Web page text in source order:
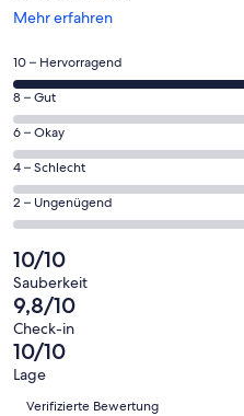
Mehr erfahren
Wird
einem
neuen
Fenster
geöffnet
11
von
insgesamt
11
Gästebewertungen
haben
eine
Bewertung
von
10
-
Hervorragend
10 – Hervorragend
0
von
insgesamt
11
Gästebewertungen
haben
Bewertung
von
8
-
Gut
8 – Gut
0
von
insgesamt
11
Gästebewertungen
haben
eine
Bewertung
von
6
-
Okay
6 – Okay
0
von
insgesamt
Gästebewertungen
haben
eine
Bewertung
von
4
4 – Schlecht
0
von
insgesamt
11
Gästebewertungen
haben
eine
Bewertung
von
2 – Ungenügend
10/10
Sauberkeit
9,8/10
Check-in
10/10
Lage
Bewertungen
Verifizierte Bewertung